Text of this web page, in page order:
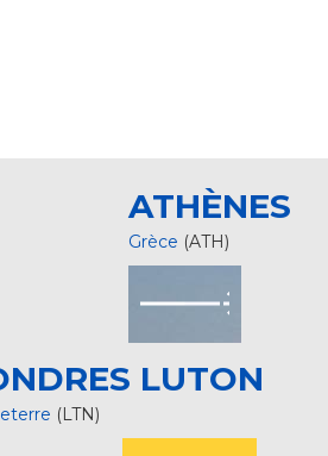
ATHÈNES
Grèce (ATH)
LUTON
(LTN)